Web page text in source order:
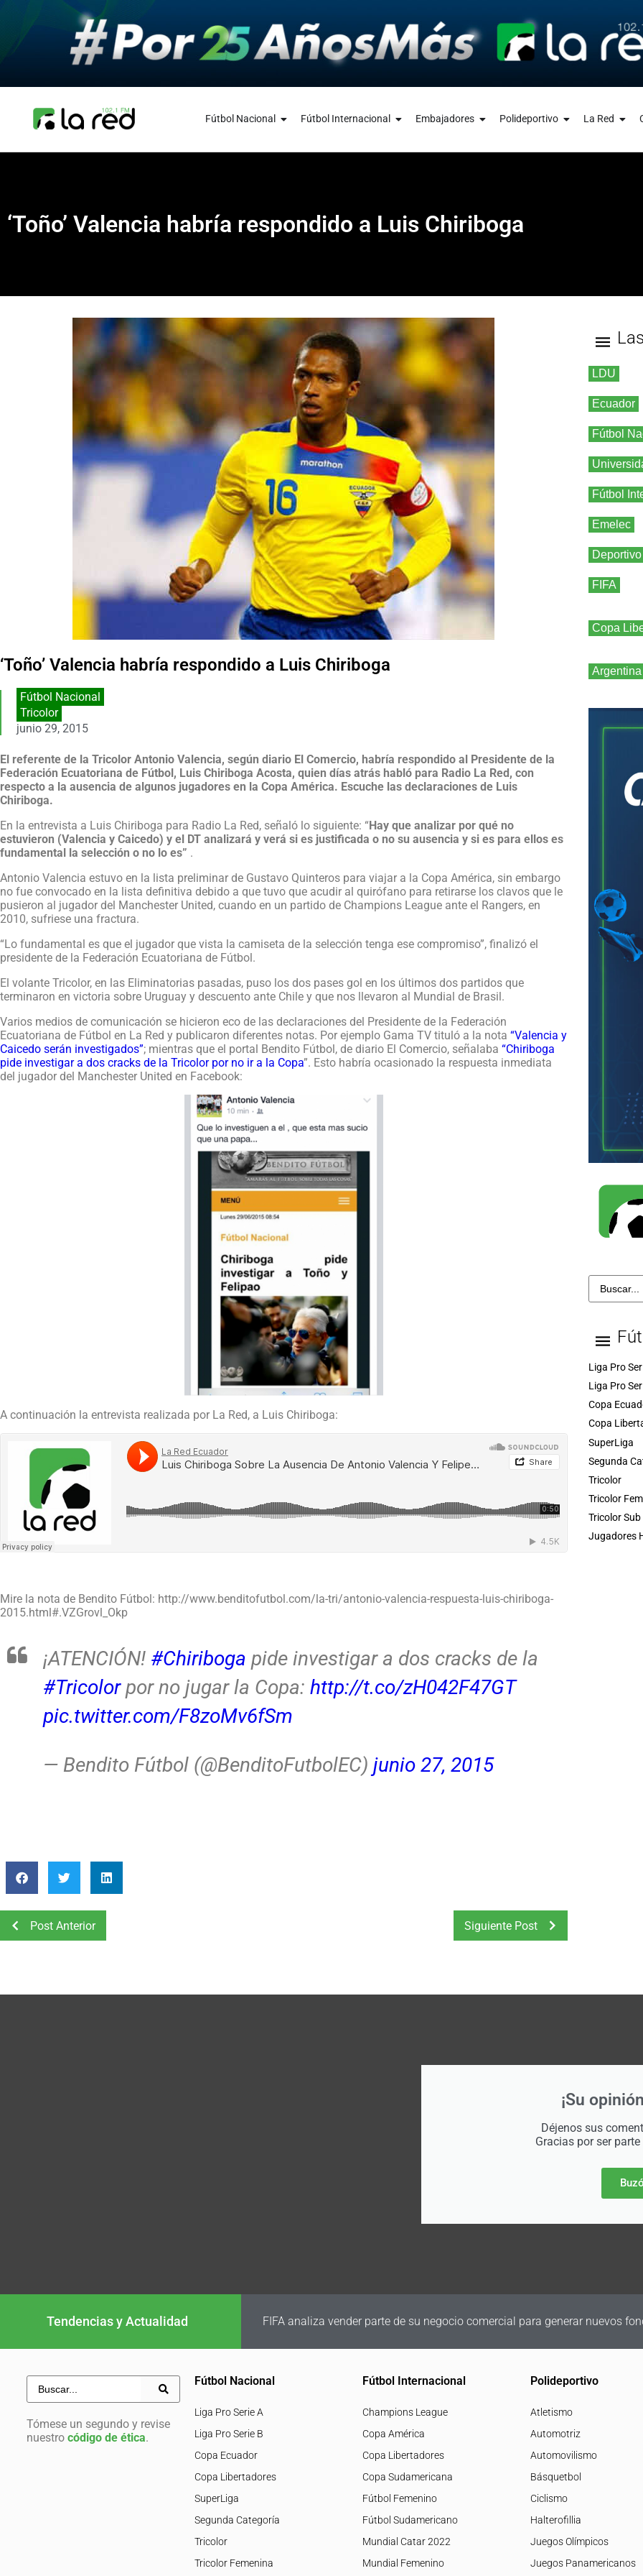
Fútbol Nacional Fútbol Internacional Embajadores Polideportivo La Red
‘Toño’ Valencia habría respondido a Luis Chiriboga
‘Toño’ Valencia habría respondido a Luis Chiriboga
Fútbol Nacional
Tricolor
junio 29, 2015
El referente de la Tricolor Antonio Valencia, según diario El Comercio, habría respondido al Presidente de la
Federación Ecuatoriana de Fútbol, Luis Chiriboga Acosta, quien días atrás habló para Radio La Red, con
respecto a la ausencia de algunos jugadores en la Copa América. Escuche las declaraciones de Luis
Chiriboga.
En la entrevista a Luis Chiriboga para Radio La Red, señaló lo siguiente: “Hay que analizar por qué no
estuvieron (Valencia y Caicedo) y el DT analizará y verá si es justificada o no su ausencia y si es para ellos es
fundamental la selección o no lo es” .
Antonio Valencia estuvo en la lista preliminar de Gustavo Quinteros para viajar a la Copa América, sin embargo
no fue convocado en la lista definitiva debido a que tuvo que acudir al quirófano para retirarse los clavos que le
pusieron al jugador del Manchester United, cuando en un partido de Champions League ante el Rangers, en
2010, sufriese una fractura.
“Lo fundamental es que el jugador que vista la camiseta de la selección tenga ese compromiso”, finalizó el
presidente de la Federación Ecuatoriana de Fútbol.
El volante Tricolor, en las Eliminatorias pasadas, puso los dos pases gol en los últimos dos partidos que
terminaron en victoria sobre Uruguay y descuento ante Chile y que nos llevaron al Mundial de Brasil.
Varios medios de comunicación se hicieron eco de las declaraciones del Presidente de la Federación
Ecuatoriana de Fútbol en La Red y publicaron diferentes notas. Por ejemplo Gama TV tituló a la nota “Valencia y
Caicedo serán investigados”; mientras que el portal Bendito Fútbol, de diario El Comercio, señalaba “Chiriboga
pide investigar a dos cracks de la Tricolor por no ir a la Copa”. Esto habría ocasionado la respuesta inmediata
del jugador del Manchester United en Facebook:
A continuación la entrevista realizada por La Red, a Luis Chiriboga:
Mire la nota de Bendito Fútbol: http://www.benditofutbol.com/la-tri/antonio-valencia-respuesta-luis-chiriboga-
2015.html#.VZGrovl_Okp
¡ATENCIÓN! #Chiriboga pide investigar a dos cracks de la
#Tricolorpor no jugar la Copa: http://t.co/zH042F47GT
pic.twitter.com/F8zoMv6fSm
— Bendito Fútbol (@BenditoFutbolEC) junio 27, 2015
Post Anterior Siguiente Post
LDU
Ecuador
Fútbol
Fútbol
Emelec
FIFA
Copa
Argentina
Liga Pro
Liga Pro
Copa
Copa
SuperLiga
Segunda
Tricolor
Tricolor
Tricolor Sub
Jugadores
¡Su
Déjenos sus
Gracias por ser
Tendencias y Actualidad FIFA analiza vender parte de su negocio comercial para generar nuevos
Tómese un segundo y revise
nuestro código de ética.
Fútbol Nacional
Liga Pro Serie A
Liga Pro Serie B
Copa Ecuador
Copa Libertadores
SuperLiga
Segunda Categoría
Tricolor
Tricolor Femenina
Fútbol Internacional
Champions League
Copa América
Copa Libertadores
Copa Sudamericana
Fútbol Femenino
Fútbol Sudamericano
Mundial Catar 2022
Mundial Femenino
Polideportivo
Atletismo
Automotriz
Automovilismo
Básquetbol
Ciclismo
Halterofillia
Juegos Olímpicos
Juegos Panamericanos